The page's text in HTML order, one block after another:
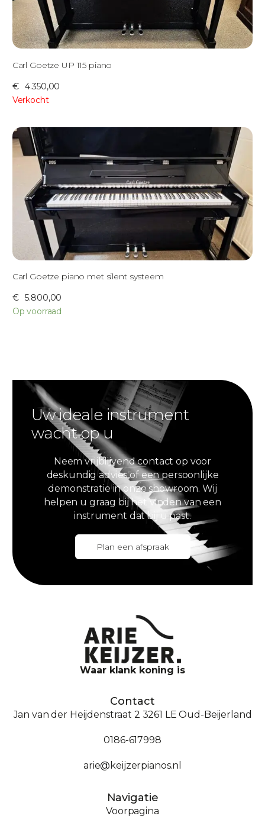
Carl Goetze UP 115 piano
€ 4.350,00
Verkocht
Carl Goetze piano met silent systeem
€ 5.800,00
Op voorraad
Uw ideale instrument
wacht op u
Neem vrijblijvend contact op voor
deskundig advies of een persoonlijke
demonstratie in onze showroom. Wij
helpen u graag bij het vinden van een
instrument dat bij u past.
Plan een afspraak
Waar klank koning is
Contact
Jan van der Heijdenstraat 2 3261 LE Oud-Beijerland
0186-617998
arie@keijzerpianos.nl
Navigatie
Voorpagina